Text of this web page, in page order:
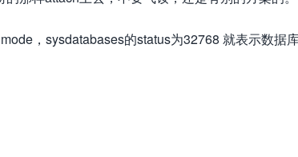
，sysdatabases的status为32768 就表示数据